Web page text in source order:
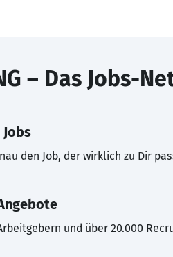
– Das Jobs-
den Job, der wirklich zu Dir
und über 20.000